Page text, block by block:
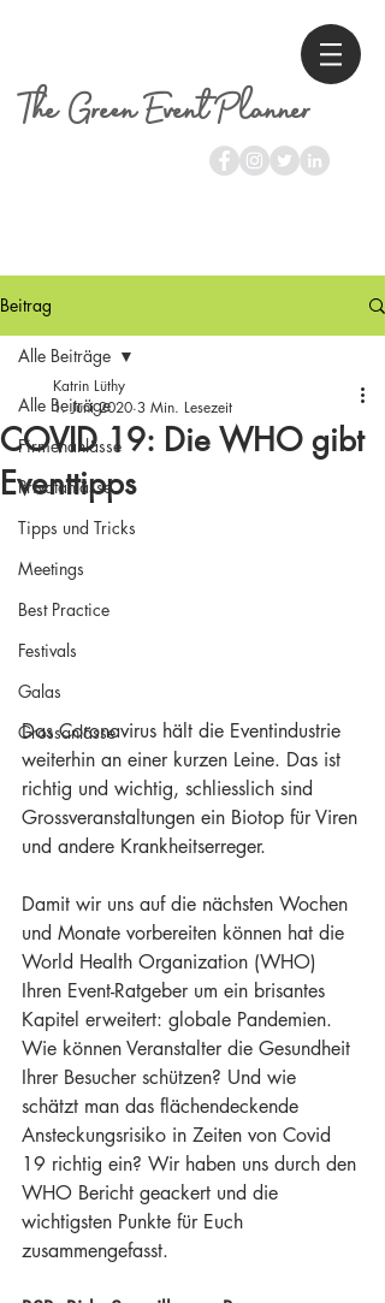
The Green Event Planner
Beitrag
Alle Beiträge
Firmenanlässe
Privatanlässe
Tipps und Tricks
Meetings
Best Practice
Festivals
Galas
Grossanlässe
Alle Beiträge
COVID 19: Die WHO gibt
Eventtipps
Katrin Lüthy
1. Juni 2020 3 Min. Lesezeit
Das Coronavirus hält die Eventindustrie
weiterhin an einer kurzen Leine. Das ist
richtig und wichtig, schliesslich sind
Grossveranstaltungen ein Biotop für Viren
und andere Krankheitserreger.
Damit wir uns auf die nächsten Wochen
und Monate vorbereiten können hat die
World Health Organization (WHO)
Ihren Event-Ratgeber um ein brisantes
Kapitel erweitert: globale Pandemien.
Wie können Veranstalter die Gesundheit
Ihrer Besucher schützen? Und wie
schätzt man das flächendeckende
Ansteckungsrisiko in Zeiten von Covid
19 richtig ein? Wir haben uns durch den
WHO Bericht geackert und die
wichtigsten Punkte für Euch
zusammengefasst.